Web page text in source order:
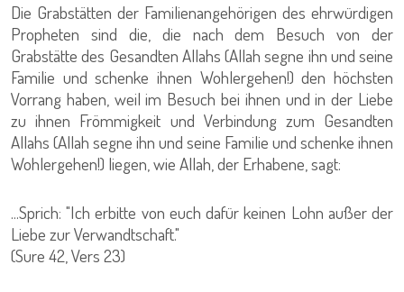
Die Grabstätten der Familienangehörigen des ehrwürdigen
Propheten sind die, die nach dem Besuch von der
Grabstätte des Gesandten Allahs (Allah segne ihn und seine
Familie und schenke ihnen Wohlergehen!) den höchsten
Vorrang haben, weil im Besuch bei ihnen und in der Liebe
zu ihnen Frömmigkeit und Verbindung zum Gesandten
Allahs (Allah segne ihn und seine Familie und schenke ihnen
Wohlergehen!) liegen, wie Allah, der Erhabene, sagt:
...Sprich: "Ich erbitte von euch dafür keinen Lohn außer der
Liebe zur Verwandtschaft."
(Sure 42, Vers 23)